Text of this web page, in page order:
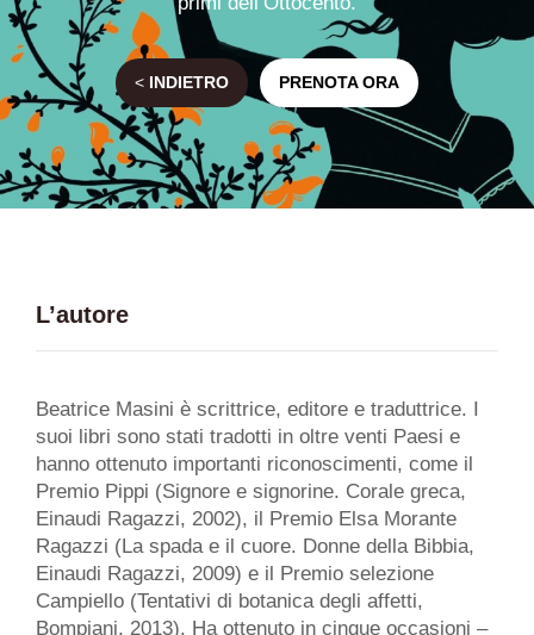
< INDIETRO PRENOTA ORA
L’autore
Beatrice Masini è scrittrice, editore e traduttrice. I
suoi libri sono stati tradotti in oltre venti Paesi e
hanno ottenuto importanti riconoscimenti, come il
Premio Pippi (Signore e signorine. Corale greca,
Einaudi Ragazzi, 2002), il Premio Elsa Morante
Ragazzi (La spada e il cuore. Donne della Bibbia,
Einaudi Ragazzi, 2009) e il Premio selezione
Campiello (Tentativi di botanica degli affetti,
Bompiani, 2013). Ha ottenuto in cinque occasioni –